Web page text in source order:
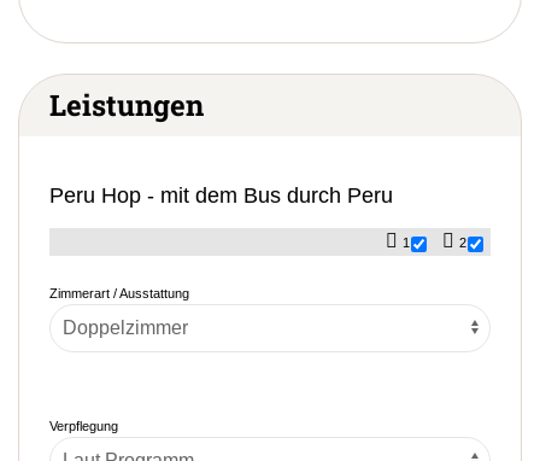
Leistungen
Peru Hop - mit dem Bus durch Peru
1 2
Zimmerart / Ausstattung
Verpflegung